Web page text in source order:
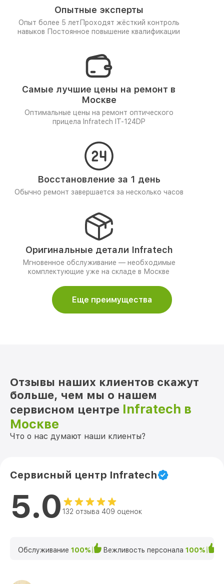
Опытные эксперты
Опыт более 5 лет Проходят жёсткий контроль
навыков Постоянное повышение квалификации
Самые лучшие цены на ремонт в
Москве
Оптимальные цены на ремонт оптического
прицела Infratech IT-124DP
Восстановление за 1 день
Обычно ремонт завершается за несколько часов
Оригинальные детали Infratech
Мгновенное обслуживание — необходимые
комплектующие уже на складе в Москве
Еще преимущества
Отзывы наших клиентов скажут
больше, чем мы о нашем
сервисном центре Infratech в
Москве
Что о нас думают наши клиенты?
Сервисный центр Infratech
5.0 132 отзыва 409 оценок
Обслуживание 100% Вежливость персонала 100%